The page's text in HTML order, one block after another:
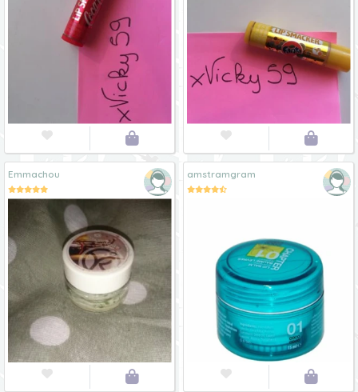
   
Emmachou
 
amstramgram
 